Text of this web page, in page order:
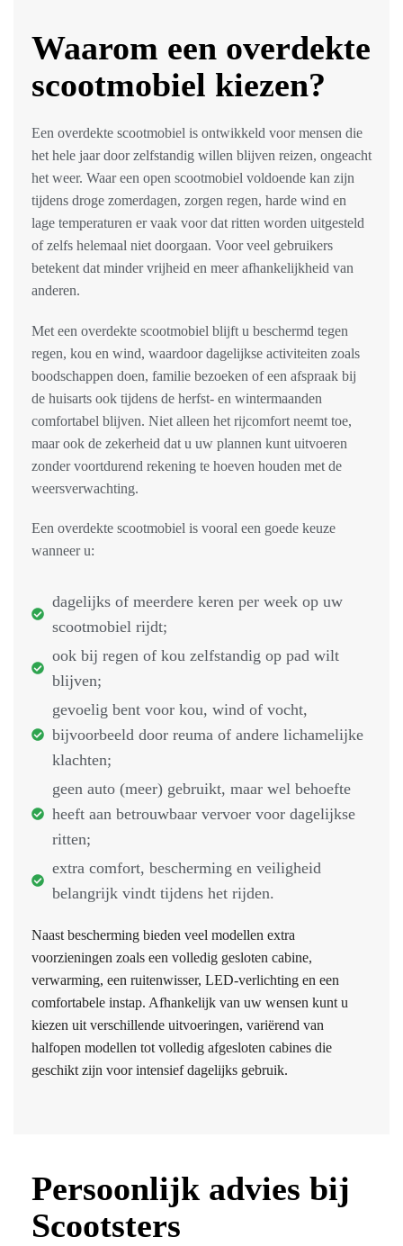
Waarom een overdekte
scootmobiel kiezen?
Een overdekte scootmobiel is ontwikkeld voor mensen die
het hele jaar door zelfstandig willen blijven reizen, ongeacht
het weer. Waar een open scootmobiel voldoende kan zijn
tijdens droge zomerdagen, zorgen regen, harde wind en
lage temperaturen er vaak voor dat ritten worden uitgesteld
of zelfs helemaal niet doorgaan. Voor veel gebruikers
betekent dat minder vrijheid en meer afhankelijkheid van
anderen.
Met een overdekte scootmobiel blijft u beschermd tegen
regen, kou en wind, waardoor dagelijkse activiteiten zoals
boodschappen doen, familie bezoeken of een afspraak bij
de huisarts ook tijdens de herfst- en wintermaanden
comfortabel blijven. Niet alleen het rijcomfort neemt toe,
maar ook de zekerheid dat u uw plannen kunt uitvoeren
zonder voortdurend rekening te hoeven houden met de
weersverwachting.
Een overdekte scootmobiel is vooral een goede keuze
wanneer u:
dagelijks of meerdere keren per week op uw
scootmobiel rijdt;
ook bij regen of kou zelfstandig op pad wilt
blijven;
gevoelig bent voor kou, wind of vocht,
bijvoorbeeld door reuma of andere lichamelijke
klachten;
geen auto (meer) gebruikt, maar wel behoefte
heeft aan betrouwbaar vervoer voor dagelijkse
ritten;
extra comfort, bescherming en veiligheid
belangrijk vindt tijdens het rijden.
Naast bescherming bieden veel modellen extra
voorzieningen zoals een volledig gesloten cabine,
verwarming, een ruitenwisser, LED-verlichting en een
comfortabele instap. Afhankelijk van uw wensen kunt u
kiezen uit verschillende uitvoeringen, variërend van
halfopen modellen tot volledig afgesloten cabines die
geschikt zijn voor intensief dagelijks gebruik.
Persoonlijk advies bij
Scootsters